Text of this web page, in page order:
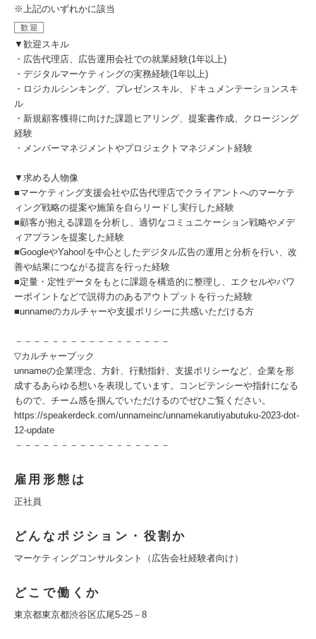
※上記のいずれかに該当
歓迎
▼歓迎スキル
・広告代理店、広告運用会社での就業経験(1年以上)
・デジタルマーケティングの実務経験(1年以上)
・ロジカルシンキング、プレゼンスキル、ドキュメンテーションスキ
ル
・新規顧客獲得に向けた課題ヒアリング、提案書作成、クロージング
経験
・メンバーマネジメントやプロジェクトマネジメント経験
▼求める人物像
■マーケティング支援会社や広告代理店でクライアントへのマーケテ
ィング戦略の提案や施策を自らリードし実行した経験
■顧客が抱える課題を分析し、適切なコミュニケーション戦略やメデ
ィアプランを提案した経験
■GoogleやYahoo!を中心としたデジタル広告の運用と分析を行い、改
善や結果につながる提言を行った経験
■定量・定性データをもとに課題を構造的に整理し、エクセルやパワ
ーポイントなどで説得力のあるアウトプットを行った経験
■unnameのカルチャーや支援ポリシーに共感いただける方
－－－－－－－－－－－－－－－－－
▽カルチャーブック
unnameの企業理念、方針、行動指針、支援ポリシーなど、企業を形
成するあらゆる想いを表現しています。コンピテンシーや指針になる
もので、チーム感を掴んでいただけるのでぜひご覧ください。
https://speakerdeck.com/unnameinc/unnamekarutiyabutuku-2023-dot-
12-update
－－－－－－－－－－－－－－－－－
雇用形態は
正社員
どんなポジション・役割か
マーケティングコンサルタント（広告会社経験者向け）
どこで働くか
東京都東京都渋谷区広尾5-25－8